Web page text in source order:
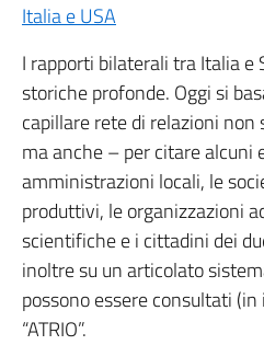
Italia e USA
I rapporti bilaterali tra Italia
storiche profonde. Oggi si
capillare rete di relazioni
ma anche – per citare alcuni
amministrazioni locali, le
produttivi, le organizzazioni
scientifiche e i cittadini dei
inoltre su un articolato
possono essere consultati
“ATRIO”.